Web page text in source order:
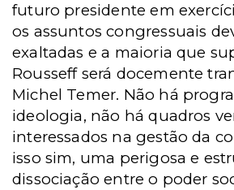
futuro presidente em
os assuntos congressuais
exaltadas e a maioria que
Rousseff será docemente
Michel Temer. Não há
ideologia, não há quadros
interessados na gestão da
isso sim, uma perigosa e
dissociação entre o poder